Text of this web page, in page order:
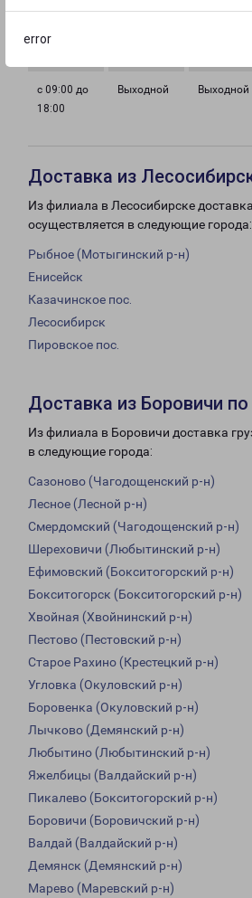
error
с 09:00 до
с 09:00 до
с 09:00 до
с 09:00 до
18:00
Выходной Выходной
Доставка из
Из филиала в Лесосибирске
осуществляется в следующие города:
Рыбное (Мотыгинский р-н)
Енисейск
Казачинское пос.
Лесосибирск
Пировское пос.
Доставка из Боровичи
Из филиала в Боровичи доставка
в следующие города:
Сазоново (Чагодощенский р-н)
Лесное (Лесной р-н)
Смердомский (Чагодощенский р-н)
Шереховичи (Любытинский р-н)
Ефимовский (Бокситогорский р-н)
Бокситогорск (Бокситогорский р-н)
Хвойная (Хвойнинский р-н)
Пестово (Пестовский р-н)
Старое Рахино (Крестецкий р-н)
Угловка (Окуловский р-н)
Боровенка (Окуловский р-н)
Лычково (Демянский р-н)
Любытино (Любытинский р-н)
Яжелбицы (Валдайский р-н)
Пикалево (Бокситогорский р-н)
Боровичи (Боровичский р-н)
Валдай (Валдайский р-н)
Демянск (Демянский р-н)
Марево (Маревский р-н)